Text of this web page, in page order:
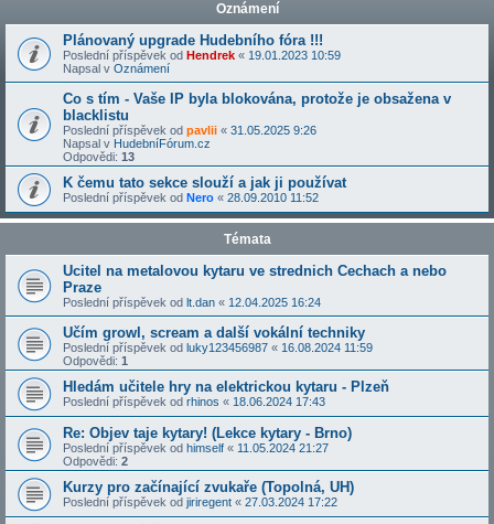
Oznámení
Plánovaný upgrade Hudebního fóra !!!
Poslední příspěvek od Hendrek « 19.01.2023 10:59
Napsal v Oznámení
Co s tím - Vaše IP byla blokována, protože je obsažena v
blacklistu
Poslední příspěvek od pavlii « 31.05.2025 9:26
Napsal v HudebníFórum.cz
Odpovědi: 13
K čemu tato sekce slouží a jak ji používat
Poslední příspěvek od Nero « 28.09.2010 11:52
Témata
Ucitel na metalovou kytaru ve strednich Cechach a nebo
Praze
Poslední příspěvek od lt.dan « 12.04.2025 16:24
Učím growl, scream a další vokální techniky
Poslední příspěvek od luky123456987 « 16.08.2024 11:59
Odpovědi: 1
Hledám učitele hry na elektrickou kytaru - Plzeň
Poslední příspěvek od rhinos « 18.06.2024 17:43
Re: Objev taje kytary! (Lekce kytary - Brno)
Poslední příspěvek od himself « 11.05.2024 21:27
Odpovědi: 2
Kurzy pro začínající zvukaře (Topolná, UH)
Poslední příspěvek od jiriregent « 27.03.2024 17:22